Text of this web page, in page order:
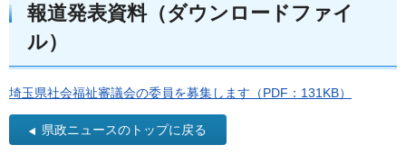
報道発表資料（ダウンロードファイ
ル）
埼玉県社会福祉審議会の委員を募集します（PDF：131KB）
県政ニュースのトップに戻る